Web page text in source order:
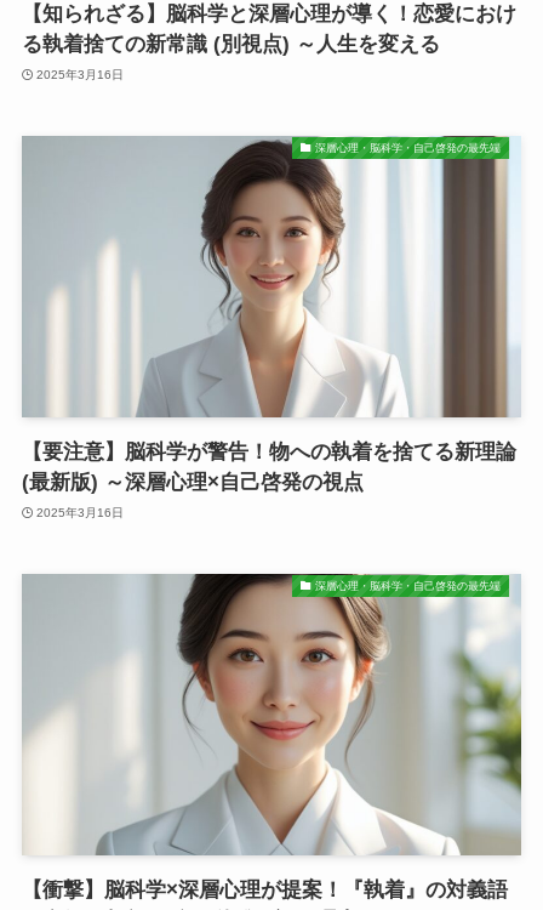
【知られざる】脳科学と深層心理が導く！恋愛におけ
る執着捨ての新常識 (別視点) ～人生を変える
2025年3月16日
深層心理・脳科学・自己啓発の最先端
【要注意】脳科学が警告！物への執着を捨てる新理論
(最新版) ～深層心理×自己啓発の視点
2025年3月16日
深層心理・脳科学・自己啓発の最先端
【衝撃】脳科学×深層心理が提案！『執着』の対義語